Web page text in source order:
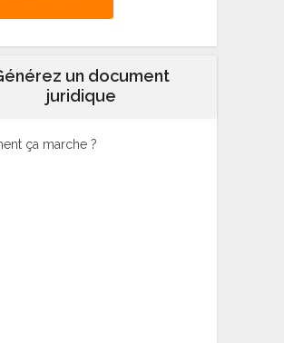
un document
juridique
ça marche ?